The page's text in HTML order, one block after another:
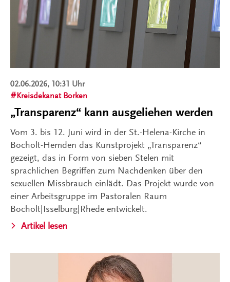
02.06.2026, 10:31 Uhr
Kreisdekanat Borken
„Transparenz“ kann ausgeliehen werden
Vom 3. bis 12. Juni wird in der St.-Helena-Kirche in
Bocholt-Hemden das Kunstprojekt „Transparenz“
gezeigt, das in Form von sieben Stelen mit
sprachlichen Begriffen zum Nachdenken über den
sexuellen Missbrauch einlädt. Das Projekt wurde von
einer Arbeitsgruppe im Pastoralen Raum
Bocholt|Isselburg|Rhede entwickelt.
Artikel lesen